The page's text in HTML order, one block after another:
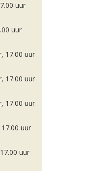
uur
uur
17.00 uur
17.00 uur
17.00 uur
uur
uur